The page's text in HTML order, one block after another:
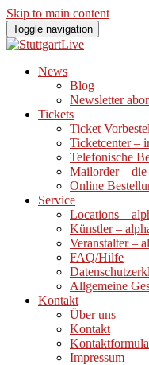
Skip to main content
Toggle navigation
News
Blog
Newsletter
Tickets
Ticket
Ticketcenter –
Telefonische
Mailorder – die
Online
Service
Locations –
Künstler –
Veranstalter –
FAQ/Hilfe
Allgemeine
Kontakt
Über uns
Kontakt
Impressum